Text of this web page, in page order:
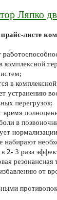
Ляпко
листе
комплексной
в
устранению
перегрузок;
время
в
набирают
2- 3 раза
от